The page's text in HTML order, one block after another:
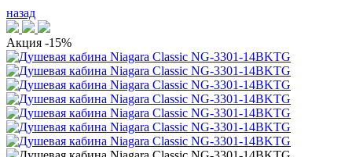
назад
Акция -15%